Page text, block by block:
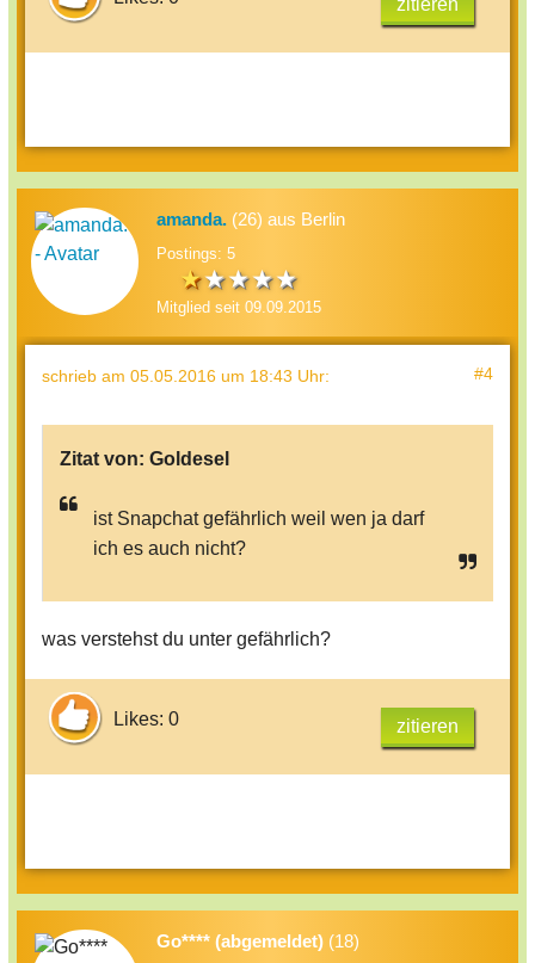
zitieren
amanda. (26) aus Berlin
Postings: 5
Mitglied seit 09.09.2015
schrieb am 05.05.2016 um 18:43 Uhr: #4
Zitat von: Goldesel
ist Snapchat gefährlich weil wen ja darf
ich es auch nicht?
was verstehst du unter gefährlich?
Likes: 0 zitieren
Go**** (abgemeldet) (18)